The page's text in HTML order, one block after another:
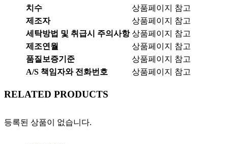
치수
상품페이지 참고
제조자
상품페이지 참고
세탁방법 및 취급시 주의사항 상품페이지 참고
제조연월
상품페이지 참고
품질보증기준
상품페이지 참고
A/S 책임자와 전화번호
상품페이지 참고
RELATED PRODUCTS
등록된 상품이 없습니다.